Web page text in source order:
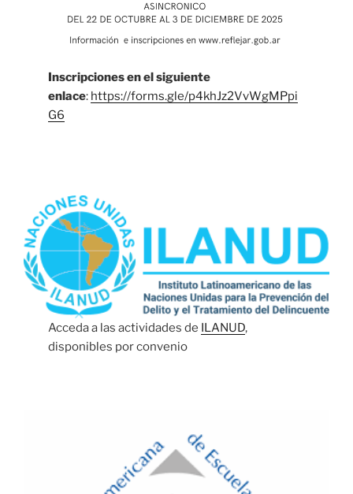
Inscripciones en el siguiente
enlace: https://forms.gle/p4khJz2VvWgMPpi
G6
Acceda a las actividades de ILANUD,
disponibles por convenio